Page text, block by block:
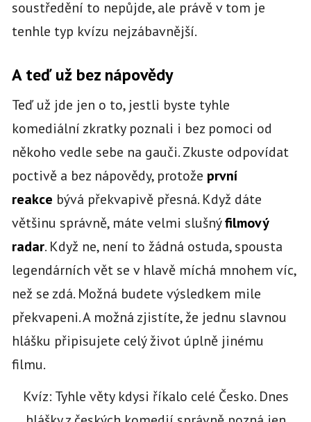
soustředění to nepůjde, ale právě v tom je
tenhle typ kvízu nejzábavnější.
A teď už bez nápovědy
Teď už jde jen o to, jestli byste tyhle
komediální zkratky poznali i bez pomoci od
někoho vedle sebe na gauči. Zkuste odpovídat
poctivě a bez nápovědy, protože první
reakce bývá překvapivě přesná. Když dáte
většinu správně, máte velmi slušnýfilmový
radar. Když ne, není to žádná ostuda, spousta
legendárních vět se v hlavě míchá mnohem víc,
než se zdá. Možná budete výsledkem mile
překvapeni. A možná zjistíte, že jednu slavnou
hlášku připisujete celý život úplně jinému
filmu.
Kvíz: Tyhle věty kdysi říkalo celé Česko. Dnes